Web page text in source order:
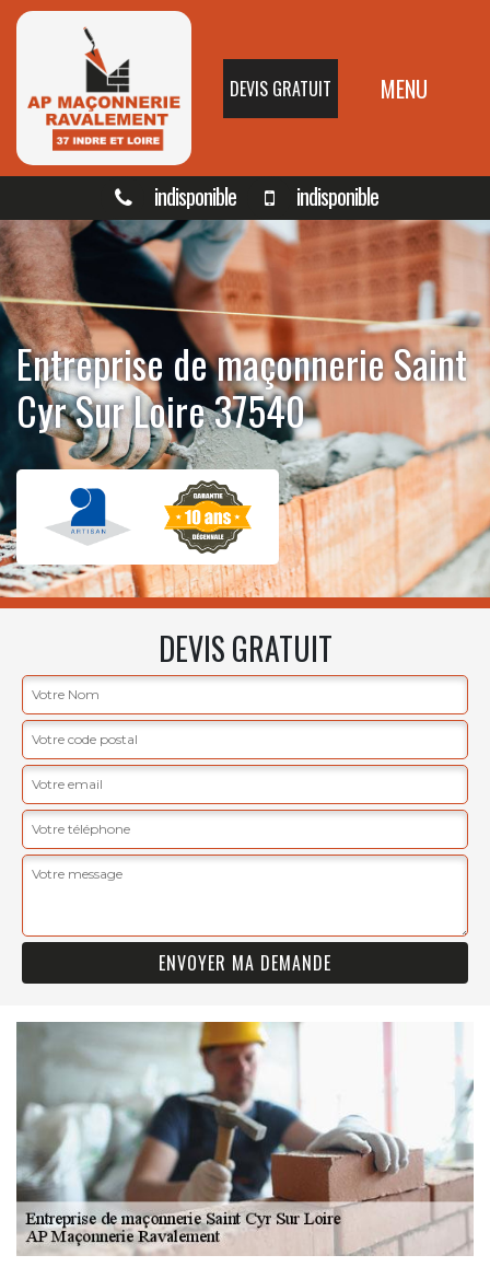
DEVIS GRATUIT MENU
indisponible indisponible
Entreprise de maçonnerie Saint
Cyr Sur Loire 37540
DEVIS GRATUIT